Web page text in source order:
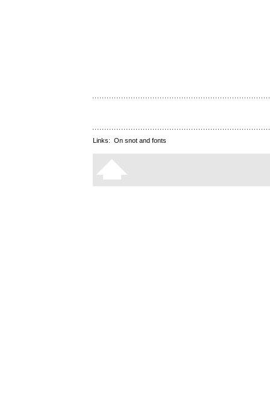
Links: On snot and fonts